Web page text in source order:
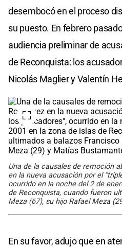
desembocó en el proceso
su puesto. En febrero
audiencia preliminar de
de Reconquista: los
Nicolás Maglier y Valentín
Una de la causales de remoción
en la nueva acusación por el
ocurrido en la noche del 2 de
de Reconquista, cuando fueron
Meza (67), su hijo Rafael Meza
En su favor, adujo que en